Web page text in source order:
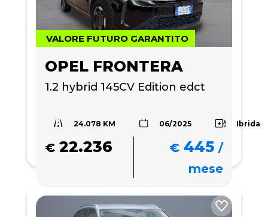
VALORE FUTURO GARANTITO
OPEL FRONTERA
1.2 hybrid 145CV Edition edct
24.078 KM 06/2025 Ibrida
€ 22.236 € 445 /
mese